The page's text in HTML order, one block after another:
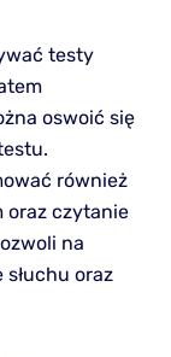
testy
oswoić się
również
oraz czytanie
na
oraz